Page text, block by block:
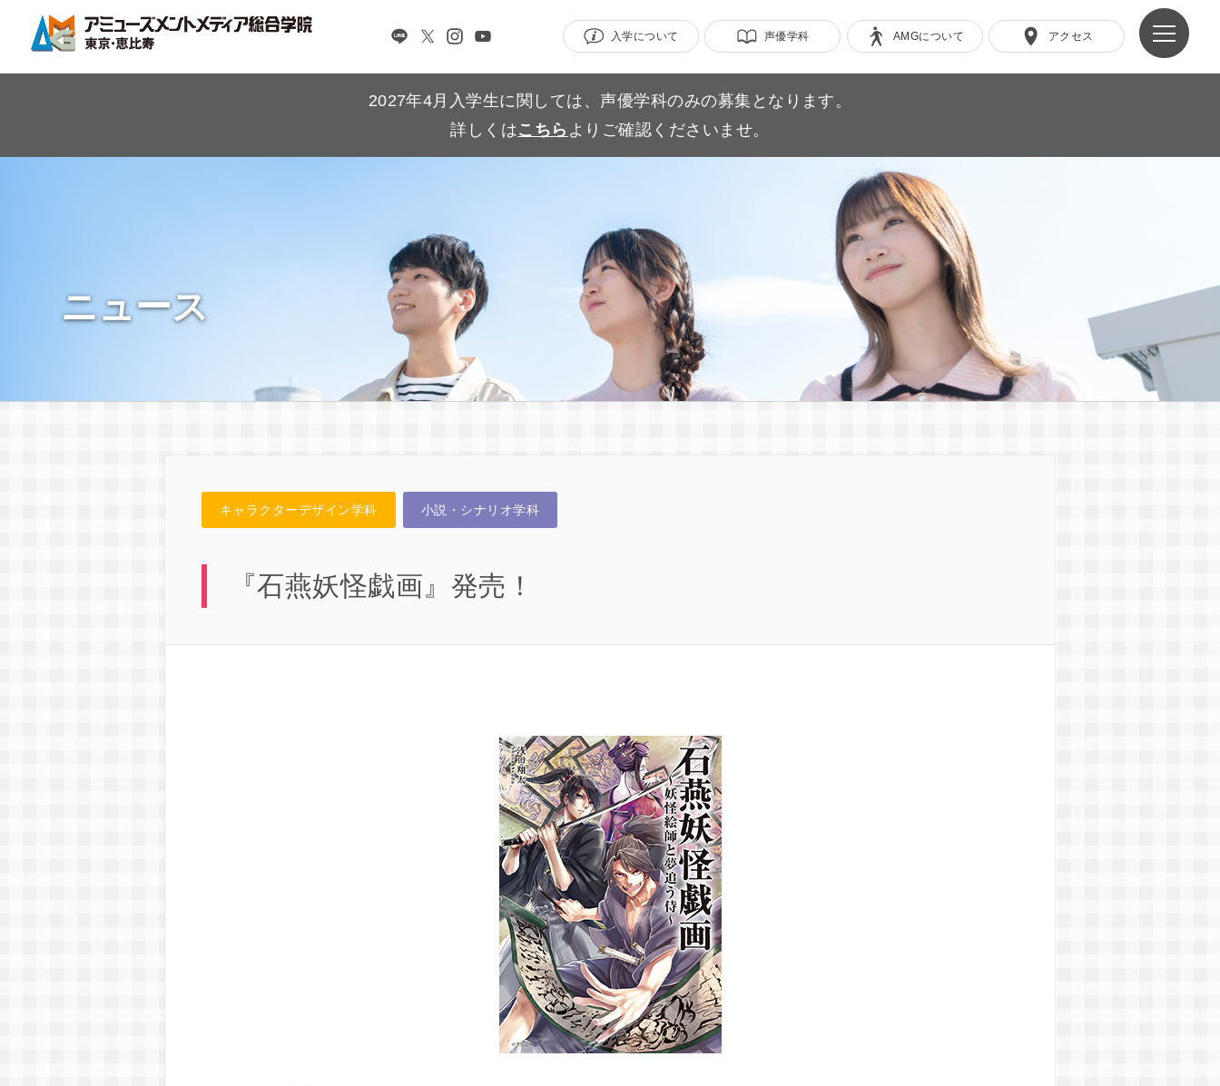
入学について 声優学科 AMGについて アクセス
2027年4月入学生に関しては、声優学科のみの募集となります。
詳しくはこちら よりご確認くださいませ。
ニュース
キャラクターデザイン学科 小説・シナリオ学科
『石燕妖怪戯画』発売！